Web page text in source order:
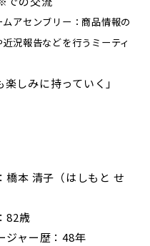
ムアセンブリー：商品情報の
況報告などを行うミーティ
しみに持っていく」
橋本 清子（はしもと せ
82歳
ジャー歴：48年